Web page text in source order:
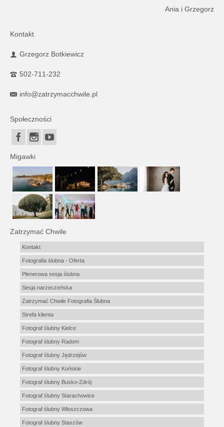
Ania i Grzegorz
Kontakt
Grzegorz Botkiewicz
502-711-232
info@zatrzymacchwile.pl
Społeczności
Migawki
Zatrzymać Chwile
Kontakt
Fotografia ślubna - Oferta
Plenerowa sesja ślubna
Sesja narzeczeńska
Zatrzymać Chwile Fotografia Ślubna
Strefa klienta
Fotograf ślubny Kielce
Fotograf ślubny Radom
Fotograf ślubny Jędrzejów
Fotograf ślubny Końskie
Fotograf ślubny Busko-Zdrój
Fotograf ślubny Starachowice
Fotograf ślubny Włoszczowa
Fotograf ślubny Staszów